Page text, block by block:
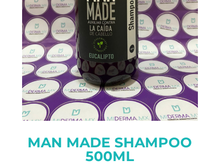
MAN MADE SHAMPOO
500ML